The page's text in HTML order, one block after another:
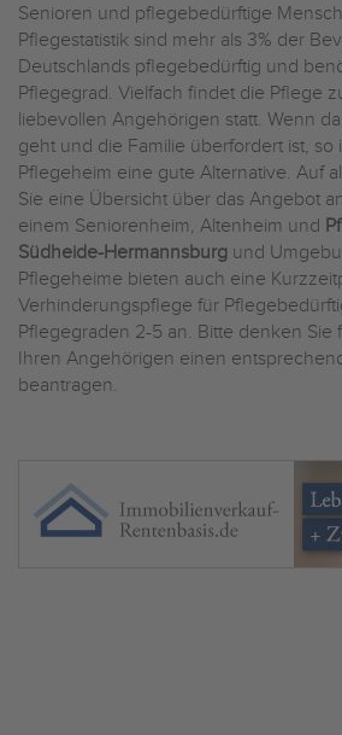
Senioren und pflegebedürftige
Pflegestatistik sind mehr als 3% der
Deutschlands pflegebedürftig und
Pflegegrad. Vielfach findet die Pflege
liebevollen Angehörigen statt. Wenn
geht und die Familie überfordert ist, so
Pflegeheim eine gute Alternative. Auf
Sie eine Übersicht über das Angebot
einem Seniorenheim, Altenheim und
Südheide-Hermannsburg und
Pflegeheime bieten auch eine
Verhinderungspflege für
Pflegegraden 2-5 an. Bitte denken Sie
Ihren Angehörigen einen
beantragen.